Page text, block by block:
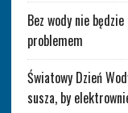
Bez wody nie
problemem
Światowy Dzień
susza, by